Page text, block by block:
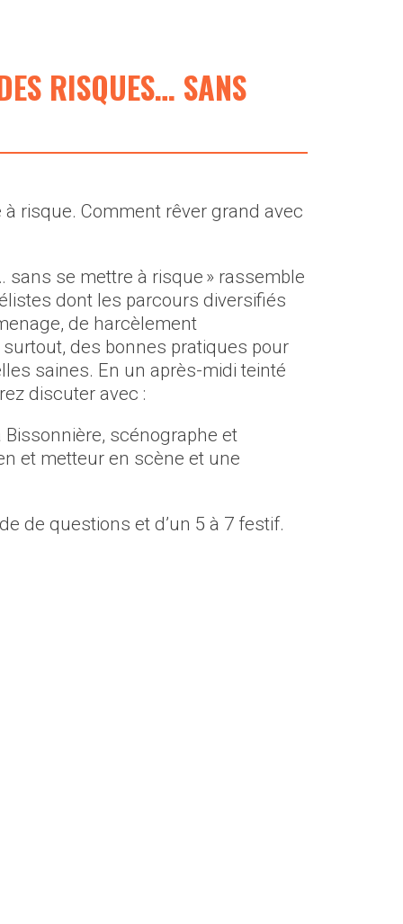
RISQUES… SANS
risque. Comment rêver grand avec
sans se mettre à risque » rassemble
dont les parcours diversifiés
de harcèlement
des bonnes pratiques pour
saines. En un après-midi teinté
discuter avec :
Bissonnière, scénographe et
et metteur en scène et une
de questions et d’un 5 à 7 festif.